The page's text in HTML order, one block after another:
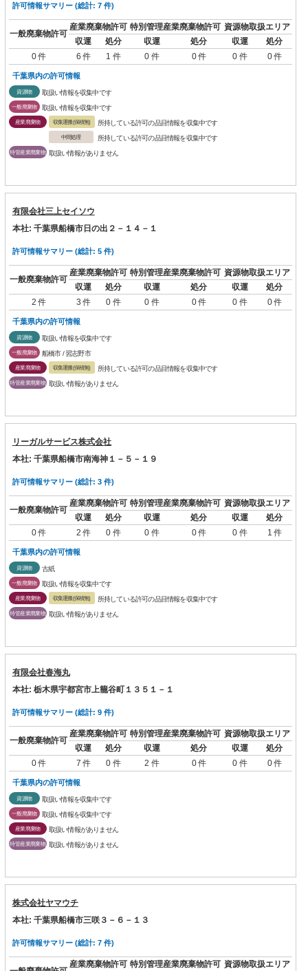
許可情報サマリー (総計: 7 件)
一般廃棄物許可
産業廃棄物許可 特別管理産業廃棄物許可 資源物取扱エリア
収運
処分 収運 処分 収運
処分
0 件
6 件 1 件 0 件 0 件 0 件 0 件
千葉県内の許可情報
資源物 取扱い情報を収集中です
一般廃棄物 取扱い情報を収集中です
産業廃棄物 収集運搬(保積無) 所持している許可の品目情報を収集中です
中間処理 所持している許可の品目情報を収集中です
特管産業廃棄物 取扱い情報がありません
有限会社三上セイソウ
本社: 千葉県船橋市日の出２－１４－１
許可情報サマリー (総計: 5 件)
一般廃棄物許可
産業廃棄物許可 特別管理産業廃棄物許可 資源物取扱エリア
収運
処分 収運 処分 収運
処分
2 件
3 件 0 件 0 件 0 件 0 件 0 件
千葉県内の許可情報
資源物 取扱い情報を収集中です
一般廃棄物 船橋市 / 習志野市
産業廃棄物 収集運搬(保積無) 所持している許可の品目情報を収集中です
特管産業廃棄物 取扱い情報がありません
リーガルサービス株式会社
本社: 千葉県船橋市南海神１－５－１９
許可情報サマリー (総計: 3 件)
一般廃棄物許可
産業廃棄物許可 特別管理産業廃棄物許可 資源物取扱エリア
収運
処分 収運 処分 収運
処分
0 件
2 件 0 件 0 件 0 件 0 件 1 件
千葉県内の許可情報
資源物 古紙
一般廃棄物 取扱い情報を収集中です
産業廃棄物 収集運搬(保積無) 所持している許可の品目情報を収集中です
特管産業廃棄物 取扱い情報がありません
有限会社春海丸
本社: 栃木県宇都宮市上籠谷町１３５１－１
許可情報サマリー (総計: 9 件)
一般廃棄物許可
産業廃棄物許可 特別管理産業廃棄物許可 資源物取扱エリア
収運
処分 収運 処分 収運
処分
0 件
7 件 0 件 2 件 0 件 0 件 0 件
千葉県内の許可情報
資源物 取扱い情報を収集中です
一般廃棄物 取扱い情報を収集中です
産業廃棄物 取扱い情報がありません
特管産業廃棄物 取扱い情報がありません
株式会社ヤマウチ
本社: 千葉県船橋市三咲３－６－１３
許可情報サマリー (総計: 7 件)
産業廃棄物許可 特別管理産業廃棄物許可 資源物取扱エリア